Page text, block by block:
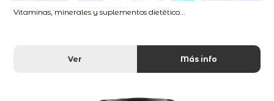
Vitaminas, minerales y suplementos dietético...
Ver Más info